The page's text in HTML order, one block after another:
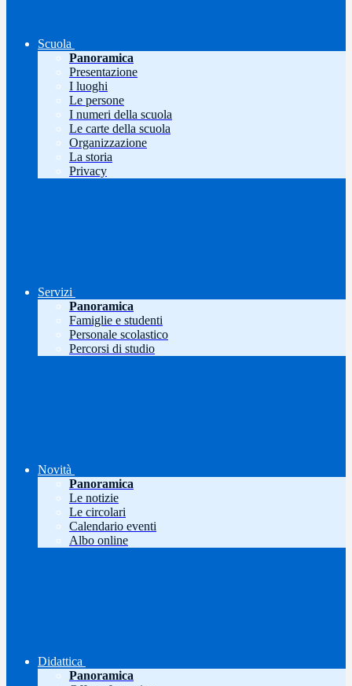
Scuola
Panoramica
Presentazione
I luoghi
Le persone
I numeri della scuola
Le carte della scuola
Organizzazione
La storia
Privacy
Servizi
Panoramica
Famiglie e studenti
Personale scolastico
Percorsi di studio
Novità
Panoramica
Le notizie
Le circolari
Calendario eventi
Albo online
Didattica
Panoramica